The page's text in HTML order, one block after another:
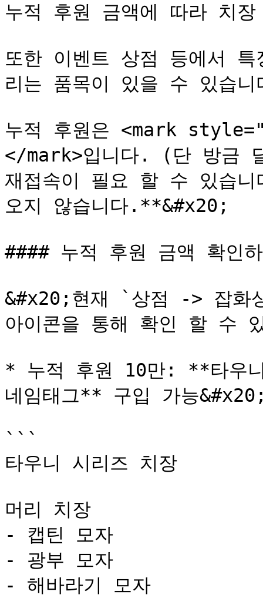
누적 후원 금액에 따라 치
또한 이벤트 상점 등에서
리는 품목이 있을 수 있습
누적 후원은 <mark
</mark>입니다. (단 방금
재접속이 필요 할 수 있습
오지 않습니다.**&#x20;
#### 누적 후원 금액 확인
&#x20;현재 `상점 -> 잡화
아이콘을 통해 확인 할 수
* 누적 후원 10만: **타우
네임태그** 구입 가능
```
타우니 시리즈 치장
머리 치장
- 캡틴 모자
- 광부 모자
- 해바라기 모자